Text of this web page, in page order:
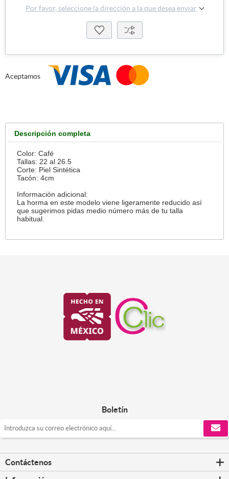
Por favor, seleccione la dirección a la que desea enviar
Aceptamos
Descripción completa
Color: Café
Tallas: 22 al 26.5
Corte: Piel Sintética
Tacón: 4cm
Información adicional:
La horma en este modelo viene ligeramente reducido así
que sugerimos pidas medio número más de tu talla
habitual.
Boletín
Contáctenos